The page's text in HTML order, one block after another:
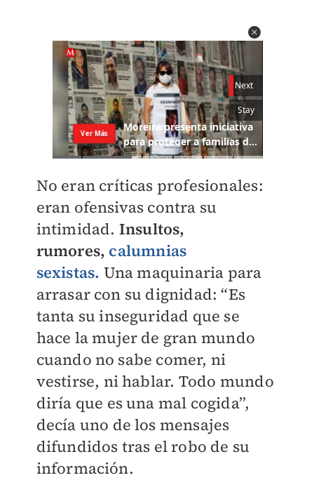
No eran críticas profesionales:
eran ofensivas contra su
intimidad. Insultos,
rumores, calumnias
sexistas. Una maquinaria para
arrasar con su dignidad: “Es
tanta su inseguridad que se
hace la mujer de gran mundo
cuando no sabe comer, ni
vestirse, ni hablar. Todo mundo
diría que es una mal cogida”,
decía uno de los mensajes
difundidos tras el robo de su
información.